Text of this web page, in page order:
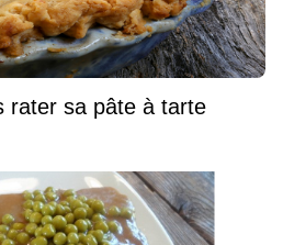
rater sa pâte à tarte